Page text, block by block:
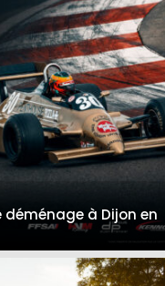
déménage à Dijon en